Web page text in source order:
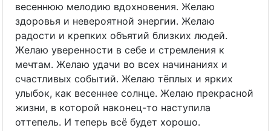
весеннюю мелодию вдохновения. Желаю
здоровья и невероятной энергии. Желаю
радости и крепких объятий близких людей.
Желаю уверенности в себе и стремления к
мечтам. Желаю удачи во всех начинаниях и
счастливых событий. Желаю тёплых и ярких
улыбок, как весеннее солнце. Желаю прекрасной
жизни, в которой наконец-то наступила
оттепель. И теперь всё будет хорошо.